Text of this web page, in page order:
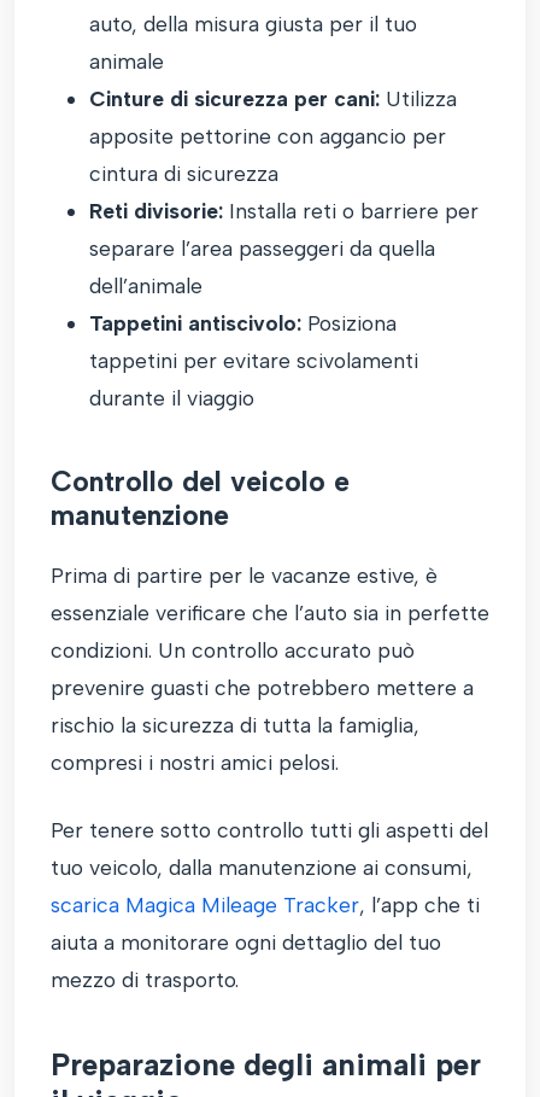
auto, della misura giusta per il tuo
animale
Cinture di sicurezza per cani: Utilizza
apposite pettorine con aggancio per
cintura di sicurezza
Reti divisorie: Installa reti o barriere per
separare l’area passeggeri da quella
dell’animale
Tappetini antiscivolo: Posiziona
tappetini per evitare scivolamenti
durante il viaggio
Controllo del veicolo e
manutenzione
Prima di partire per le vacanze estive, è
essenziale verificare che l’auto sia in perfette
condizioni. Un controllo accurato può
prevenire guasti che potrebbero mettere a
rischio la sicurezza di tutta la famiglia,
compresi i nostri amici pelosi.
Per tenere sotto controllo tutti gli aspetti del
tuo veicolo, dalla manutenzione ai consumi,
scarica Magica Mileage Tracker, l’app che ti
aiuta a monitorare ogni dettaglio del tuo
mezzo di trasporto.
Preparazione degli animali per